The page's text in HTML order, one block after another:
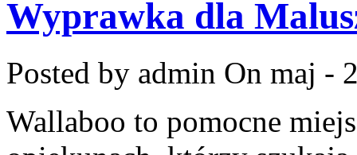
Wyprawka dla
Posted by admin On maj -
Wallaboo to pomocne